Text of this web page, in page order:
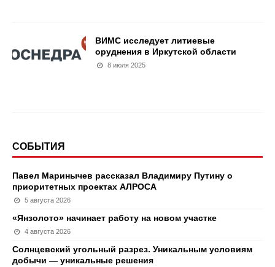
ВИМС исследует литиевые
оруднения в Иркутской области
8 июля 2025
СОБЫТИЯ
Павел Маринычев рассказал Владимиру Путину о
приоритетных проектах АЛРОСА
5 августа 2026
«Янзолото» начинает работу на новом участке
4 августа 2026
Солнцевский угольный разрез. Уникальным условиям
добычи — уникальные решения